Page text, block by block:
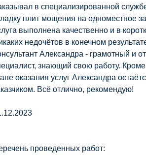
в специализированной
плит мощения на одноместное
выполнена качественно и в
недочётов в конечном
Александра - грамотный и
знающий свою работу.
оказания услуг Александра
Всё отлично, рекомендую!
проведенных работ: